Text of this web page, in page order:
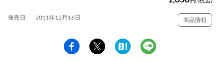
発売日 2011年12月16日 商品情報